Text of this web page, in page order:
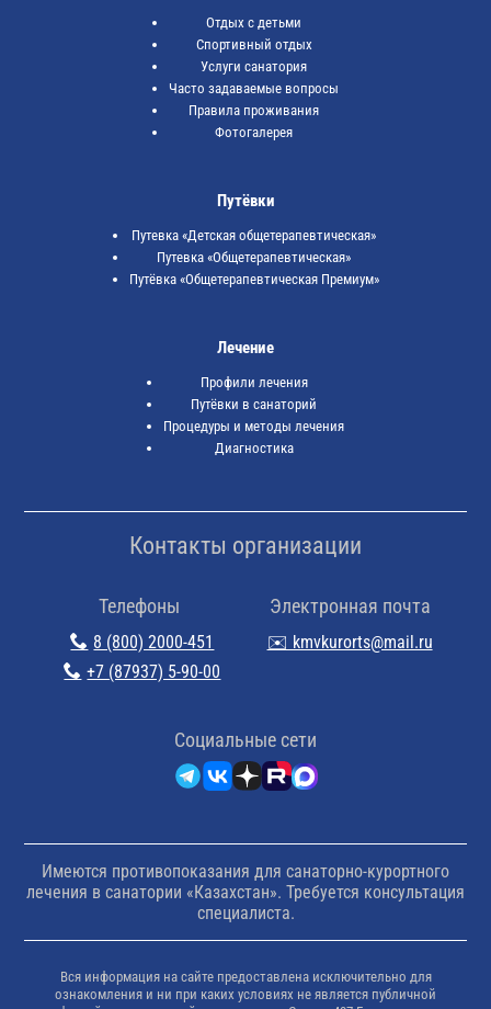
Отдых с детьми
Спортивный отдых
Услуги санатория
Часто задаваемые вопросы
Правила проживания
Фотогалерея
Путёвки
Путевка «Детская общетерапевтическая»
Путевка «Общетерапевтическая»
Путёвка «Общетерапевтическая Премиум»
Лечение
Профили лечения
Путёвки в санаторий
Процедуры и методы лечения
Диагностика
Контакты организации
Телефоны
8 (800) 2000-451
+7 (87937) 5-90-00
Электронная почта
✉️ kmvkurorts@mail.ru
Cоциальные сети
Имеются противопоказания для санаторно-курортного
лечения в санатории «Казахстан». Требуется консультация
специалиста.
Вся информация на сайте предоставлена исключительно для
ознакомления и ни при каких условиях не является публичной